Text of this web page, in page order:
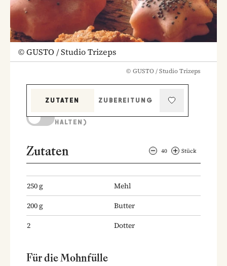
©GUSTO / Studio Trizeps
© GUSTO / Studio Trizeps
ZUTATEN
ZUBEREITUNG
HALTEN)
Zutaten 40 Stück
250g
Mehl
200g
Butter
2
Dotter
Für die Mohnfülle